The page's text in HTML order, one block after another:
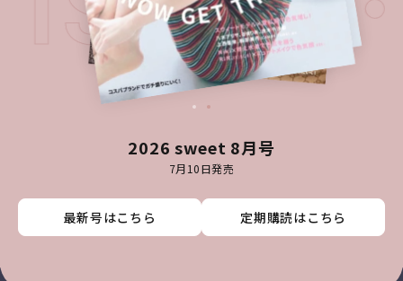
2026 sweet 8月号
7月10日発売
最新号はこちら 定期購読はこちら
最新号はこちら 定期購読はこちら
最新号はこちら 定期購読はこちら
最新号はこちら 定期購読はこちら